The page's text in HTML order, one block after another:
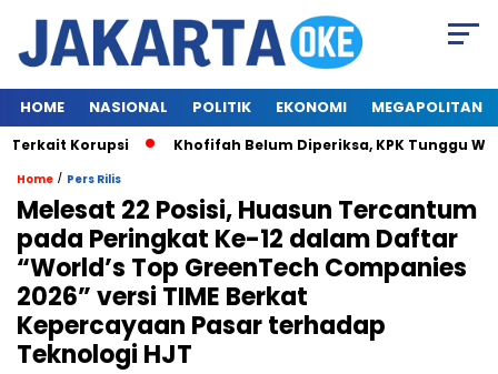
HOME NASIONAL POLITIK EKONOMI MEGAPOLITAN
Korupsi Khofifah Belum Diperiksa, KPK Tunggu
Home / Pers Rilis
Melesat 22 Posisi, Huasun Tercantum
pada Peringkat Ke-12 dalam Daftar
“World’s Top GreenTech Companies
2026” versi TIME Berkat
Kepercayaan Pasar terhadap
Teknologi HJT